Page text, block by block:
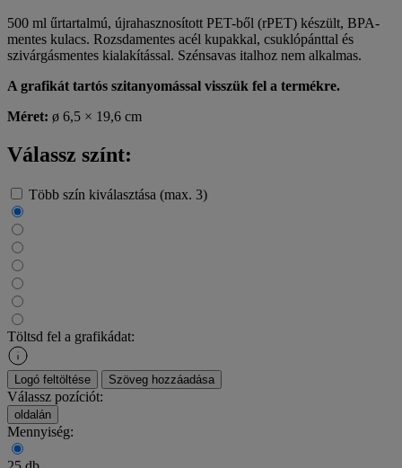
500 ml űrtartalmú, újrahasznosított PET-ből (rPET) készült, BPA-
mentes kulacs. Rozsdamentes acél kupakkal, csuklópánttal és
szivárgásmentes kialakítással. Szénsavas italhoz nem alkalmas.
A grafikát tartós szitanyomással visszük fel a termékre.
Méret: ø 6,5 × 19,6 cm
Válassz színt:
Több szín kiválasztása (max. 3)
Töltsd fel a grafikádat:
Logó feltöltése Szöveg hozzáadása
Válassz pozíciót:
oldalán
Mennyiség: